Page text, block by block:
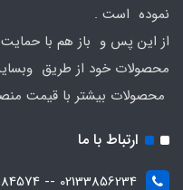
نموده است .
از این پس و باز هم با حمایت
محصولات خود از طریق
محصولات بیشتر با قیمت
ارتباط با ما
02133856234 -- 09124884574